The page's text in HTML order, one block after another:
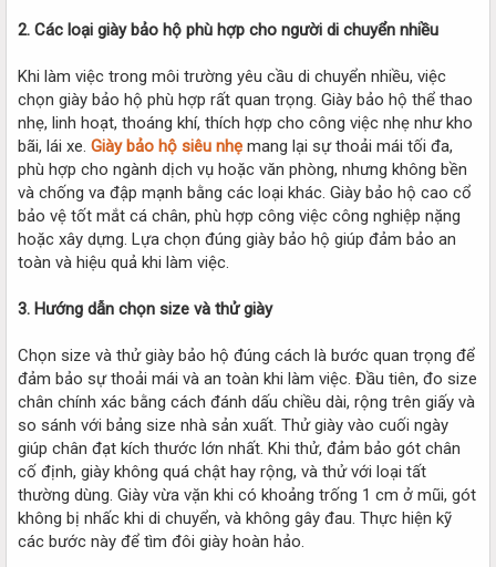
2. Các loại giày bảo hộ phù hợp cho người di chuyển nhiều
Khi làm việc trong môi trường yêu cầu di chuyển nhiều, việc
chọn giày bảo hộ phù hợp rất quan trọng. Giày bảo hộ thể thao
nhẹ, linh hoạt, thoáng khí, thích hợp cho công việc nhẹ như kho
bãi, lái xe. Giày bảo hộ siêu nhẹ mang lại sự thoải mái tối đa,
phù hợp cho ngành dịch vụ hoặc văn phòng, nhưng không bền
và chống va đập mạnh bằng các loại khác. Giày bảo hộ cao cổ
bảo vệ tốt mắt cá chân, phù hợp công việc công nghiệp nặng
hoặc xây dựng. Lựa chọn đúng giày bảo hộ giúp đảm bảo an
toàn và hiệu quả khi làm việc.
3. Hướng dẫn chọn size và thử giày
Chọn size và thử giày bảo hộ đúng cách là bước quan trọng để
đảm bảo sự thoải mái và an toàn khi làm việc. Đầu tiên, đo size
chân chính xác bằng cách đánh dấu chiều dài, rộng trên giấy và
so sánh với bảng size nhà sản xuất. Thử giày vào cuối ngày
giúp chân đạt kích thước lớn nhất. Khi thử, đảm bảo gót chân
cố định, giày không quá chật hay rộng, và thử với loại tất
thường dùng. Giày vừa vặn khi có khoảng trống 1 cm ở mũi, gót
không bị nhấc khi di chuyển, và không gây đau. Thực hiện kỹ
các bước này để tìm đôi giày hoàn hảo.